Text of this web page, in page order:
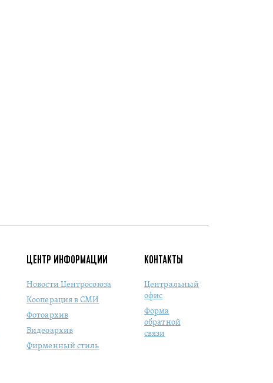
ЦЕНТР ИНФОРМАЦИИ
Новости Центросоюза
Кооперация в СМИ
Фотоархив
Видеоархив
Фирменный стиль
КОНТАКТЫ
Центральный
офис
Форма
обратной
связи